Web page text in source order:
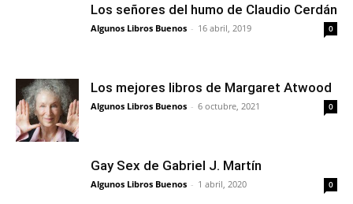
Los señores del humo de Claudio Cerdán
Algunos Libros Buenos - 16 abril, 2019 0
Los mejores libros de Margaret Atwood
Algunos Libros Buenos - 6 octubre, 2021 0
Gay Sex de Gabriel J. Martín
Algunos Libros Buenos - 1 abril, 2020 0